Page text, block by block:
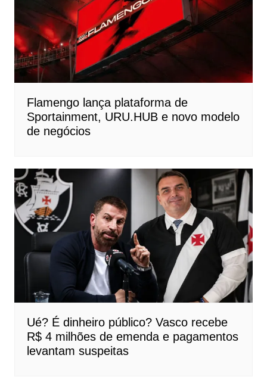
Flamengo lança plataforma de
Sportainment, URU.HUB e novo modelo
de negócios
Ué? É dinheiro público? Vasco recebe
R$ 4 milhões de emenda e pagamentos
levantam suspeitas